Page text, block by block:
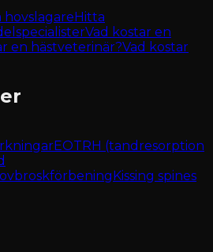
hovslagareHitta
Vad kostar en
en hästveterinär?Vad kostar
EOTRH (tandresorption
Kissing spines